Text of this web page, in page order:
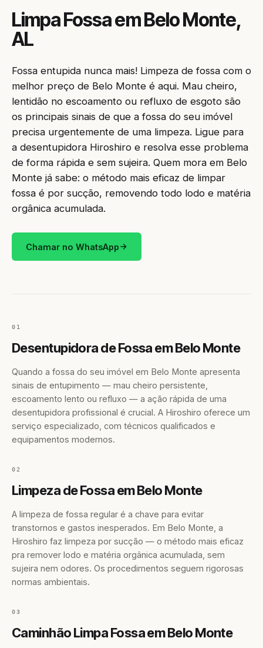
Limpa Fossa em Belo Monte,
AL
Fossa entupida nunca mais! Limpeza de fossa com o
melhor preço de Belo Monte é aqui. Mau cheiro,
lentidão no escoamento ou refluxo de esgoto são
os principais sinais de que a fossa do seu imóvel
precisa urgentemente de uma limpeza. Ligue para
a desentupidora Hiroshiro e resolva esse problema
de forma rápida e sem sujeira. Quem mora em Belo
Monte já sabe: o método mais eficaz de limpar
fossa é por sucção, removendo todo lodo e matéria
orgânica acumulada.
Chamar no WhatsApp
01
Desentupidora de Fossa em Belo Monte
Quando a fossa do seu imóvel em Belo Monte apresenta
sinais de entupimento — mau cheiro persistente,
escoamento lento ou refluxo — a ação rápida de uma
desentupidora profissional é crucial. A Hiroshiro oferece um
serviço especializado, com técnicos qualificados e
equipamentos modernos.
02
Limpeza de Fossa em Belo Monte
A limpeza de fossa regular é a chave para evitar
transtornos e gastos inesperados. Em Belo Monte, a
Hiroshiro faz limpeza por sucção — o método mais eficaz
pra remover lodo e matéria orgânica acumulada, sem
sujeira nem odores. Os procedimentos seguem rigorosas
normas ambientais.
03
Caminhão Limpa Fossa em Belo Monte